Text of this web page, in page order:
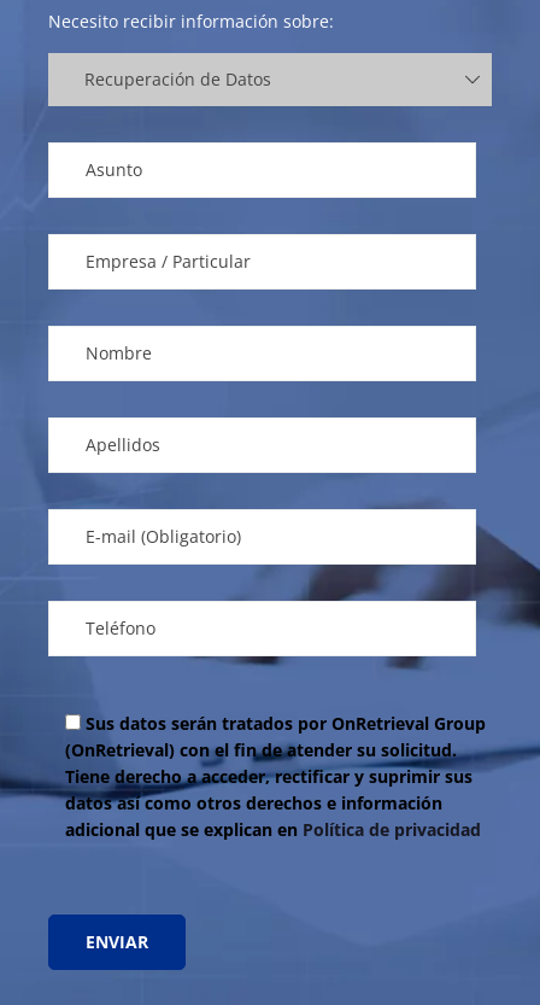
Necesito recibir información sobre:
Sus datos serán tratados por OnRetrieval Group
(OnRetrieval) con el fin de atender su solicitud.
Tiene derecho a acceder, rectificar y suprimir sus
datos así como otros derechos e información
adicional que se explican en Política de privacidad